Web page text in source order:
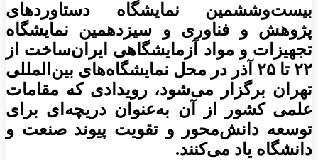
بیست‌وششمین نمایشگاه دستاوردهای
پژوهش و فناوری و سیزدهمین نمایشگاه
تجهیزات و مواد آزمایشگاهی ایران‌ساخت از
۲۲ تا ۲۵ آذر در محل نمایشگاه‌های بین‌المللی
تهران برگزار می‌شود، رویدادی که مقامات
علمی کشور از آن به‌عنوان دریچه‌ای برای
توسعه دانش‌محور و تقویت پیوند صنعت و
دانشگاه یاد می‌کنند.